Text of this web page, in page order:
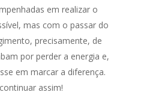
em realizar o
mas com o passar do
precisamente, de
por perder a energia e,
em marcar a diferença.
assim!